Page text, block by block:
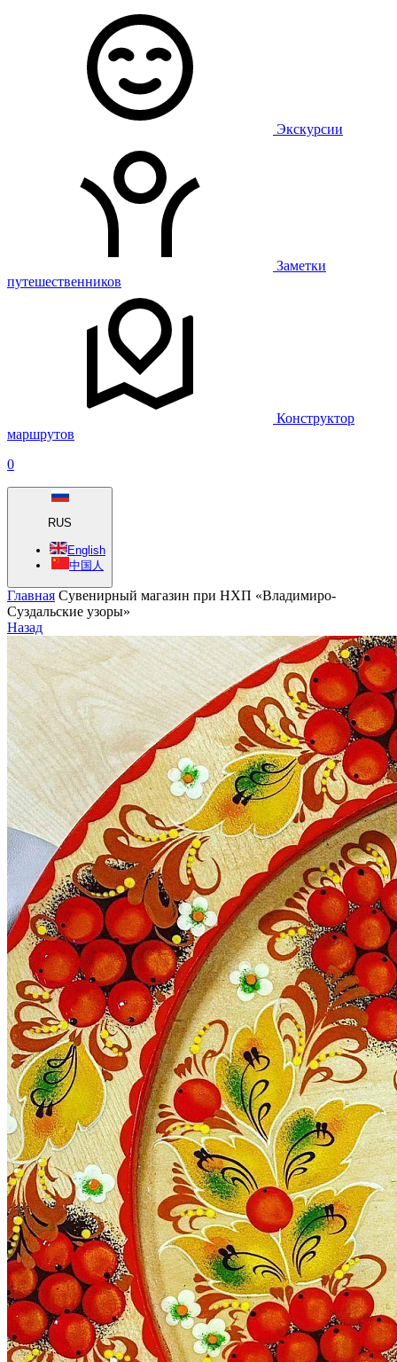
Экскурсии
Заметки
путешественников
Конструктор
маршрутов
0
RUS
English
中国人
Главная Сувенирный магазин при НХП «Владимиро-
Суздальские узоры»
Назад